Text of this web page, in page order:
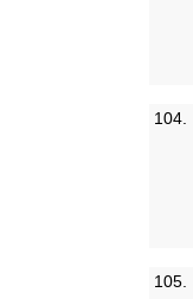
104.
105.